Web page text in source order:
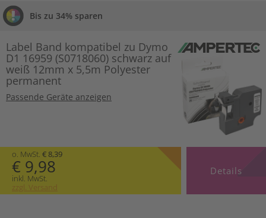
Bis zu 34% sparen
Label Band kompatibel zu Dymo
D1 16959 (S0718060) schwarz auf
weiß 12mm x 5,5m Polyester
permanent
Passende Geräte anzeigen
o. MwSt. € 8,39
€ 9,98
inkl. MwSt.
zzgl. Versand
Details